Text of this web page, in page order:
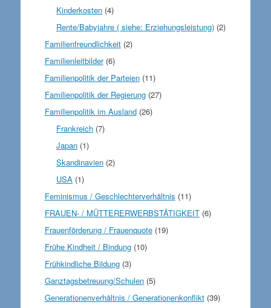
Kinderkosten (4)
Rente/Babyjahre ( siehe: Erziehungsleistung) (2)
Familienfreundlichkeit(2)
Familienleitbilder(6)
Familienpolitik der Parteien(11)
Familienpolitik der Regierung(27)
Familienpolitik im Ausland(26)
Frankreich (7)
Japan (1)
Skandinavien (2)
USA (1)
Feminismus / Geschlechterverhältnis (11)
FRAUEN- / MÜTTERERWERBSTÄTIGKEIT(6)
Frauenförderung / Frauenquote(19)
Frühe Kindheit / Bindung(10)
Frühkindliche Bildung(3)
Ganztagsbetreuung/Schulen(5)
Generationenverhältnis / Generationenkonflikt(39)